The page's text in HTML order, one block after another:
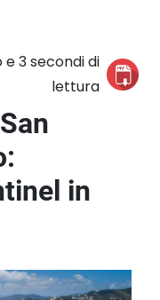
e 3 secondi di
lettura
in